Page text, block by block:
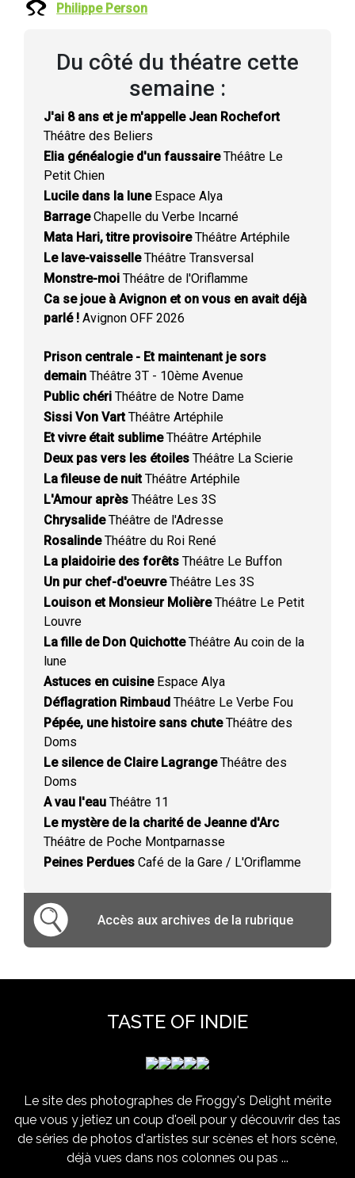
Philippe Person
Du côté du théatre cette
semaine :
J'ai 8 ans et je m'appelle Jean Rochefort
Théâtre des Beliers
Elia généalogie d'un faussaireThéâtre Le
Petit Chien
Lucile dans la luneEspace Alya
BarrageChapelle du Verbe Incarné
Mata Hari, titre provisoireThéâtre Artéphile
Le lave-vaisselleThéâtre Transversal
Monstre-moi Théâtre de l'Oriflamme
Ca se joue à Avignon et on vous en avait déjà
parlé ! Avignon OFF 2026
Prison centrale - Et maintenant je sors
demain Théâtre 3T - 10ème Avenue
Public chéri Théâtre de Notre Dame
Sissi Von VartThéâtre Artéphile
Et vivre était sublimeThéâtre Artéphile
Deux pas vers les étoiles Théâtre La Scierie
La fileuse de nuitThéâtre Artéphile
L'Amour après Théâtre Les 3S
ChrysalideThéâtre de l'Adresse
RosalindeThéâtre du Roi René
La plaidoirie des forêts Théâtre Le Buffon
Un pur chef-d'oeuvreThéâtre Les 3S
Louison et Monsieur MolièreThéâtre Le Petit
Louvre
La fille de Don QuichotteThéâtre Au coin de la
lune
Astuces en cuisineEspace Alya
Déflagration Rimbaud Théâtre Le Verbe Fou
Pépée, une histoire sans chuteThéâtre des
Doms
Le silence de Claire LagrangeThéâtre des
Doms
A vau l'eau Théâtre 11
Le mystère de la charité de Jeanne d'Arc
Théâtre de Poche Montparnasse
Peines Perdues Café de la Gare / L'Oriflamme
Accès aux archives de la rubrique
TASTE OF INDIE
Le site des photographes de Froggy's Delight mérite
que vous y jetiez un coup d'oeil pour y découvrir des tas
de séries de photos d'artistes sur scènes et hors scène,
déjà vues dans nos colonnes ou pas ...